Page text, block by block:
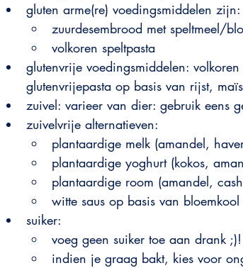
gluten arme(re) voedingsmiddelen zijn:
zuurdesembrood met speltmeel/
volkoren speltpasta
glutenvrije voedingsmiddelen:
glutenvrijepasta op basis van rijst,
zuivel: varieer van dier: gebruik eens
zuivelvrije alternatieven:
plantaardige melk (amandel,
plantaardige yoghurt (kokos,
plantaardige room (amandel,
witte saus op basis van
suiker:
voeg geen suiker toe aan drank
indien je graag bakt, kies voor